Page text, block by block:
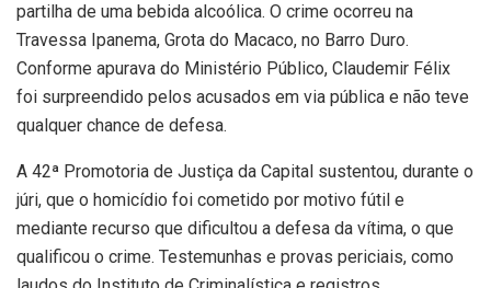
partilha de uma bebida alcoólica. O crime ocorreu na
Travessa Ipanema, Grota do Macaco, no Barro Duro.
Conforme apurava do Ministério Público, Claudemir Félix
foi surpreendido pelos acusados em via pública e não teve
qualquer chance de defesa.
A 42ª Promotoria de Justiça da Capital sustentou, durante o
júri, que o homicídio foi cometido por motivo fútil e
mediante recurso que dificultou a defesa da vítima, o que
qualificou o crime. Testemunhas e provas periciais, como